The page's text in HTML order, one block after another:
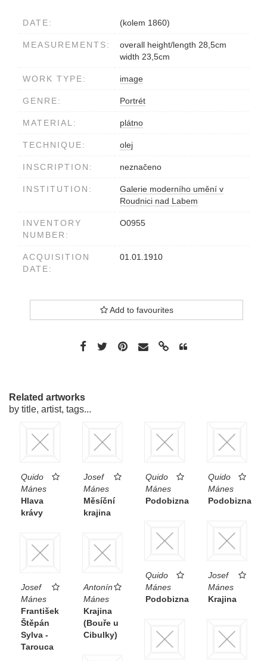
DATE: (kolem 1860)
MEASUREMENTS:
overall height/length 28,5cm
width 23,5cm
WORK TYPE: image
GENRE: Portrét
MATERIAL: plátno
TECHNIQUE: olej
INSCRIPTION: neznačeno
INSTITUTION:
Galerie moderního umění v
Roudnici nad Labem
INVENTORY
NUMBER:
O0955
ACQUISITION
DATE:
01.01.1910
Add to favourites
Related artworks
by title, artist, tags...
Quido
Mánes
Hlava
krávy
Josef
Mánes
Měsíční
krajina
Quido
Mánes
Podobizna
Quido
Mánes
Podobizna
Quido
Mánes
Podobizna
Josef
Mánes
Krajina
Josef
Mánes
František
Štěpán
Sylva -
Tarouca
Antonín
Mánes
Krajina
(Bouře u
Cibulky)